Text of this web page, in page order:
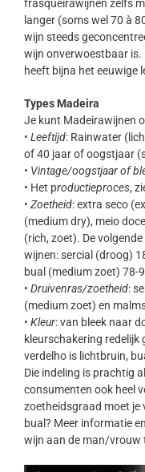
frasqueirawijnen zelfs
langer (soms wel 70 à
wijn steeds
wijn onverwoestbaar is.
heeft bijna het eeuwige
Types Madeira
Je kunt Madeirawijnen
• Leeftijd: Rainwater
of 40 jaar of oogstjaar
• Vintage/oogstjaar of
• Het productieproces,
• Zoetheid: extra seco
(medium dry), meio
(rich, zoet). De
wijnen: sercial (droog)
bual (medium zoet) 78-
• Druivenras/zoetheid:
(medium zoet) en
• Kleur: van bleek naar
kleurschakering redelijk
verdelho is lichtbruin,
Die indeling is prachtig
consumenten ook heel
zoetheidsgraad moet je
bual? Meer informatie
wijn aan de man/vrouw